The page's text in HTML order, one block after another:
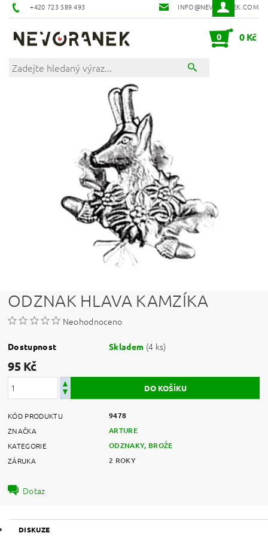
+420 723 589 493 INFO@NEVORANEK.COM
0 0 Kč
ODZNAK HLAVA KAMZÍKA
Neohodnoceno
Dostupnost Skladem (4 ks)
95 Kč
KÓD PRODUKTU 9478
ZNAČKA ARTURE
KATEGORIE ODZNAKY, BROŽE
ZÁRUKA 2 ROKY
Dotaz
DISKUZE